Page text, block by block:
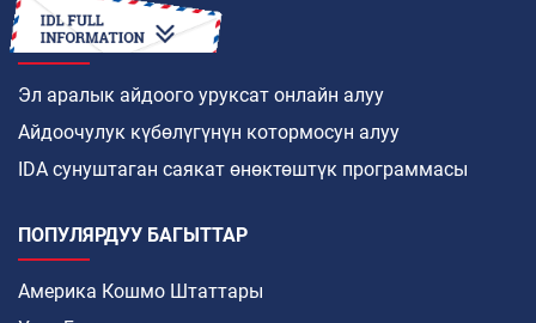
КАНТИП
Эл аралык айдоого уруксат онлайн алуу
Айдоочулук күбөлүгүнүн котормосун алуу
IDA сунуштаган саякат өнөктөштүк программасы
ПОПУЛЯРДУУ БАГЫТТАР
Америка Кошмо Штаттары